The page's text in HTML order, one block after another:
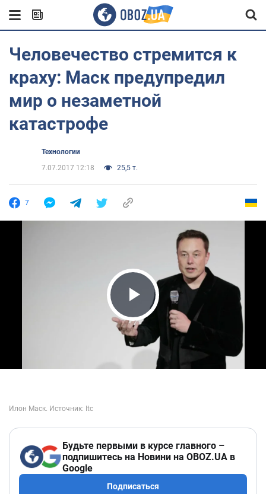
Человечество стремится к
краху: Маск предупредил
мир о незаметной
катастрофе
Технологии
7.07.2017 12:18
25,5 т.
7
Play Video
Будьте первыми в курсе главного –
подпишитесь на Новини на OBOZ.UA в
Google
Подписаться